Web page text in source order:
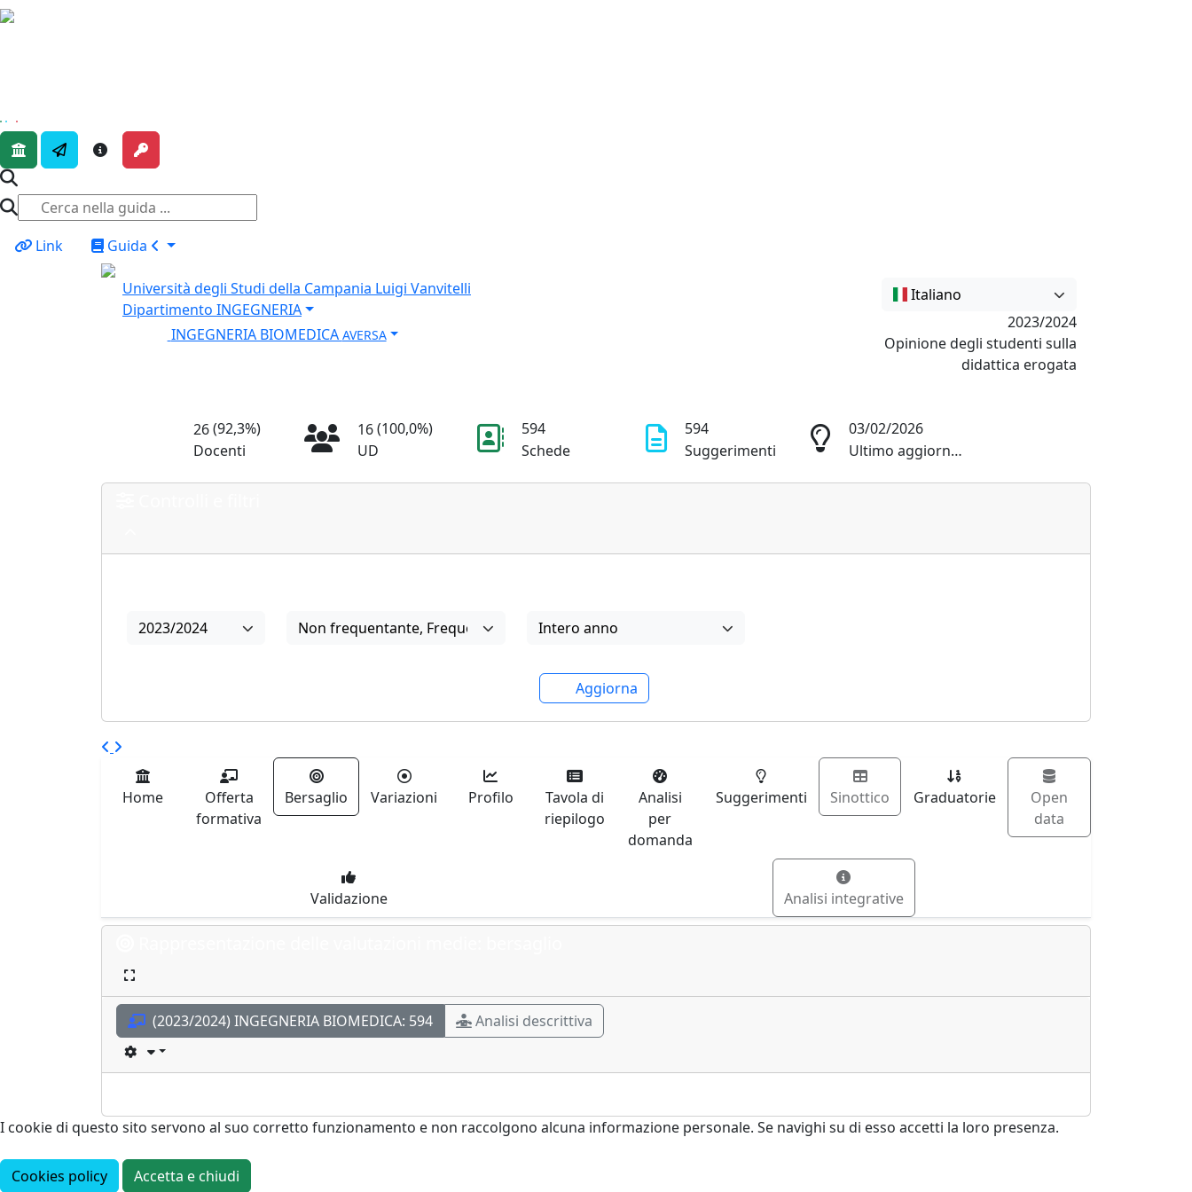
Link Guida
Università degli Studi della Campania Luigi Vanvitelli
Dipartimento INGEGNERIA
INGEGNERIA BIOMEDICA AVERSA
Italiano
2023/2024
Opinione degli studenti sulla
didattica erogata
26(92,3%)
Docenti
16(100,0%)
UD
594
Schede
594
Suggerimenti
03/02/2026
Ultimo aggiornamento
2023/2024 Non frequentante, Frequentante Intero anno
Aggiorna
Home
Offerta
formativa
Bersaglio Variazioni Profilo
Tavola di
riepilogo
Analisi
per
domanda
Suggerimenti Sinottico Graduatorie
Open
data
Validazione Analisi integrative
(2023/2024) INGEGNERIA BIOMEDICA: 594 Analisi descrittiva
I cookie di questo sito servono al suo corretto funzionamento e non raccolgono alcuna informazione personale. Se navighi su di esso accetti la loro presenza.
Cookies policy Accetta e chiudi